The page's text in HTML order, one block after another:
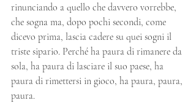
rinunciando a quello che davvero vorrebbe,
che sogna ma, dopo pochi secondi, come
dicevo prima, lascia cadere su quei sogni il
triste sipario. Perché ha paura di rimanere da
sola, ha paura di lasciare il suo paese, ha
paura di rimettersi in gioco, ha paura, paura,
paura.